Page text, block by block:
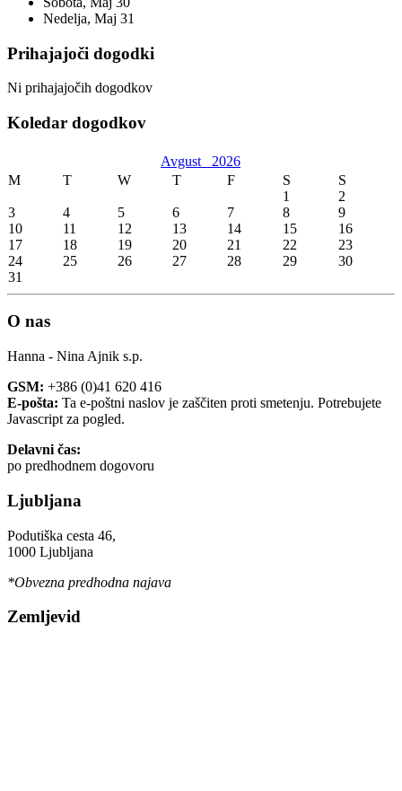
Nedelja, Maj 31
Prihajajoči dogodki
Ni prihajajočih dogodkov
Koledar dogodkov
Avgust 2026
M
T W T F S
S
1
2
3
4 5 6 7 8
9
10
11 12 13 14 15
16
17
18 19 20 21 22
23
24
25 26 27 28 29
30
31
O nas
Hanna - Nina Ajnik s.p.
GSM: +386 (0)41 620 416
E-pošta: Ta e-poštni naslov je zaščiten proti smetenju. Potrebujete
Javascript za pogled.
Delavni čas:
po predhodnem dogovoru
Ljubljana
Podutiška cesta 46,
1000 Ljubljana
*Obvezna predhodna najava
Zemljevid